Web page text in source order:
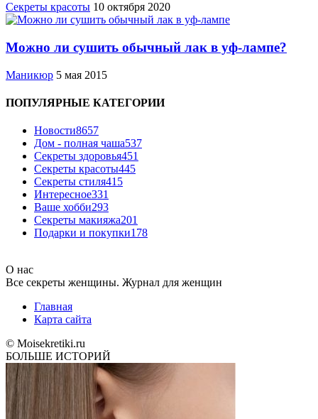
Секреты красоты 10 октября 2020
Можно ли сушить обычный лак в уф-лампе?
Маникюр 5 мая 2015
ПОПУЛЯРНЫЕ КАТЕГОРИИ
Новости8657
Дом - полная чаша537
Cекреты здоровья451
Секреты красоты445
Секреты стиля415
Интересное331
Ваше хобби293
Секреты макияжа201
Подарки и покупки178
О нас
Все секреты женщины. Журнал для женщин
Главная
Карта сайта
© Moisekretiki.ru
БОЛЬШЕ ИСТОРИЙ